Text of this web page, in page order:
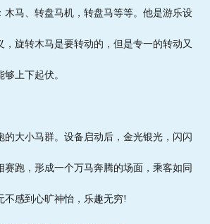
木马、转盘马机，转盘马等等。他是游乐设
，旋转木马是要转动的，但是专一的转动又
上下起伏。
大小马群。设备启动后，金光银光，闪闪
赛跑，形成一个万马奔腾的场面，乘客如同
不感到心旷神怡，乐趣无穷!